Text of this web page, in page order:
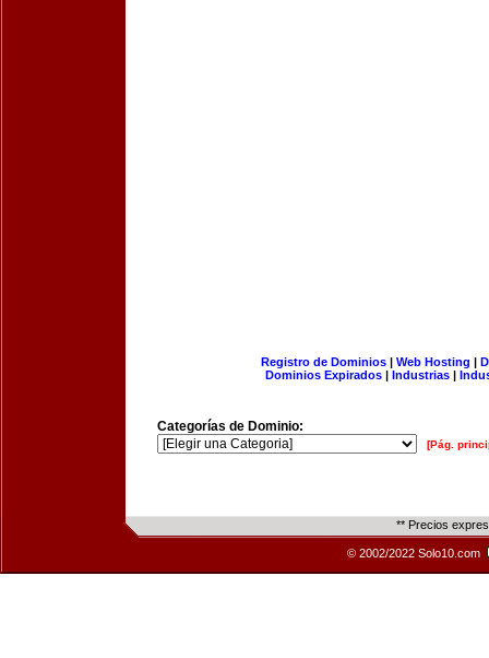
Registro de Dominios| Web Hosting |
Dominios Expirados | Industrias |
Categorías de Dominio:
[Pág.
** Precios
© 2002/2022 Solo10.com